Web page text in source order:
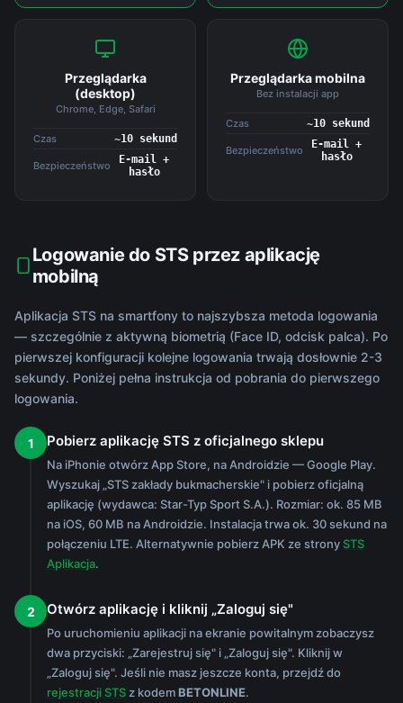
Przeglądarka
(desktop)
Chrome, Edge, Safari
Czas ~10 sekund
Bezpieczeństwo
E-mail +
hasło
Przeglądarka mobilna
Bez instalacji app
Czas ~10 sekund
Bezpieczeństwo
E-mail +
hasło
Logowanie do STS przez aplikację
mobilną
Aplikacja STS na smartfony to najszybsza metoda logowania
— szczególnie z aktywną biometrią (Face ID, odcisk palca). Po
pierwszej konfiguracji kolejne logowania trwają dosłownie 2-3
sekundy. Poniżej pełna instrukcja od pobrania do pierwszego
logowania.
1 Pobierz aplikację STS z oficjalnego sklepu
Na iPhonie otwórz App Store, na Androidzie — Google Play.
Wyszukaj „STS zakłady bukmacherskie" i pobierz oficjalną
aplikację (wydawca: Star-Typ Sport S.A.). Rozmiar: ok. 85 MB
na iOS, 60 MB na Androidzie. Instalacja trwa ok. 30 sekund na
połączeniu LTE. Alternatywnie pobierz APK ze strony STS
Aplikacja.
2 Otwórz aplikację i kliknij „Zaloguj się"
Po uruchomieniu aplikacji na ekranie powitalnym zobaczysz
dwa przyciski: „Zarejestruj się" i „Zaloguj się". Kliknij w
„Zaloguj się". Jeśli nie masz jeszcze konta, przejdź do
rejestracji STS z kodemBETONLINE.